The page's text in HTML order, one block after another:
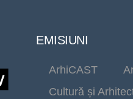
EMISIUNI
ArhiCAST
Cultură și